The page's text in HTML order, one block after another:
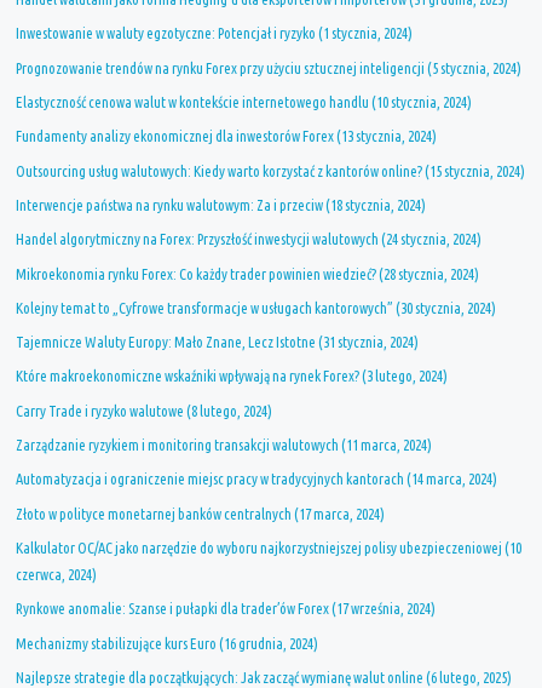
Inwestowanie w waluty egzotyczne: Potencjał i ryzyko (1 stycznia, 2024)
Prognozowanie trendów na rynku Forex przy użyciu sztucznej inteligencji (5 stycznia, 2024)
Elastyczność cenowa walut w kontekście internetowego handlu (10 stycznia, 2024)
Fundamenty analizy ekonomicznej dla inwestorów Forex (13 stycznia, 2024)
Outsourcing usług walutowych: Kiedy warto korzystać z kantorów online? (15 stycznia, 2024)
Interwencje państwa na rynku walutowym: Za i przeciw (18 stycznia, 2024)
Handel algorytmiczny na Forex: Przyszłość inwestycji walutowych (24 stycznia, 2024)
Mikroekonomia rynku Forex: Co każdy trader powinien wiedzieć? (28 stycznia, 2024)
Kolejny temat to „Cyfrowe transformacje w usługach kantorowych” (30 stycznia, 2024)
Tajemnicze Waluty Europy: Mało Znane, Lecz Istotne (31 stycznia, 2024)
Które makroekonomiczne wskaźniki wpływają na rynek Forex? (3 lutego, 2024)
Carry Trade i ryzyko walutowe (8 lutego, 2024)
Zarządzanie ryzykiem i monitoring transakcji walutowych (11 marca, 2024)
Automatyzacja i ograniczenie miejsc pracy w tradycyjnych kantorach (14 marca, 2024)
Złoto w polityce monetarnej banków centralnych (17 marca, 2024)
Kalkulator OC/AC jako narzędzie do wyboru najkorzystniejszej polisy ubezpieczeniowej (10
czerwca, 2024)
Rynkowe anomalie: Szanse i pułapki dla trader’ów Forex (17 września, 2024)
Mechanizmy stabilizujące kurs Euro (16 grudnia, 2024)
Najlepsze strategie dla początkujących: Jak zacząć wymianę walut online (6 lutego, 2025)